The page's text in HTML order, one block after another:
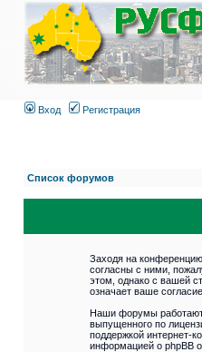
Вход Регистрация
Список форумов
Заходя на
согласны с ними,
этом, однако с вашей
означает ваше
Наши форумы работают
выпущенного по
поддержкой интернет-
информацией о phpBB